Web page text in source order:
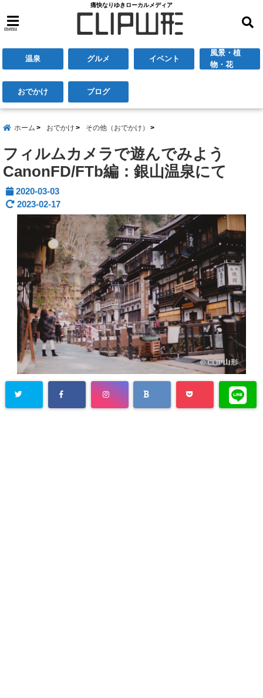
痛快なりゆきローカルメディア
menu
温泉 グルメ イベント
風景・植
物・花
おでかけ ブログ
ホーム おでかけ その他（おでかけ）
フィルムカメラで遊んでみよう
CanonFD/FTb編：銀山温泉にて
2020-03-03
2023-02-17